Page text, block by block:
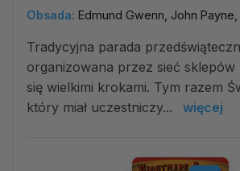
Obsada: Edmund Gwenn, John
Tradycyjna parada
organizowana przez sieć
się wielkimi krokami. Tym razem
który miał uczestniczy...
więcej